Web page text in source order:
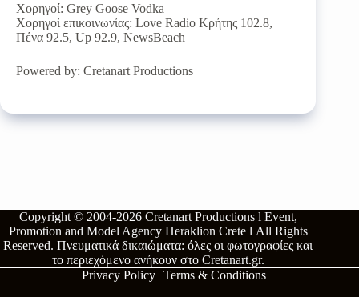
Χορηγοί: Grey Goose Vodka
Χορηγοί επικοινωνίας: Love Radio Κρήτης 102.8,
Πένα 92.5, Up 92.9, NewsBeach
Powered by: Cretanart Productions
Copyright © 2004-2026 Cretanart Productions l Event,
Promotion and Model Agency Heraklion Crete l All Rights
Reserved.Πνευματικά δικαιώματα: όλες οι φωτογραφίες και
το περιεχόμενο ανήκουν στο Cretanart.gr.
Privacy Policy Terms & Conditions